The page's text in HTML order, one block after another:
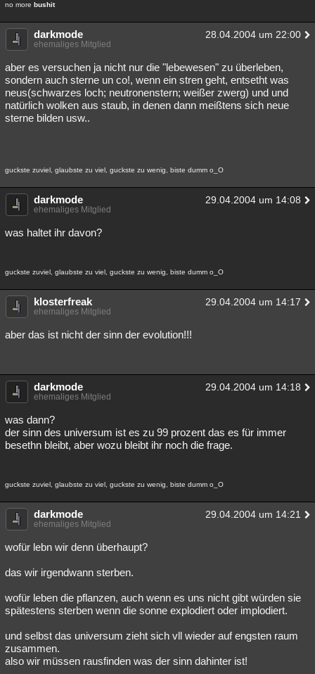
no more bushit
darkmode 28.04.2004 um 22:00
ehemaliges Mitglied
aber es versuchen ja nicht nur die "lebewesen" zu überleben,
sondern auch sterne un co!, wenn ein stren geht, entsetht was
neus(schwarzes loch; neutronenstern; weißer zwerg) und und
natürlich wolken aus staub, in denen dann meißtens sich neue
sterne bilden usw..
guckste zuviel, glaubste zu viel, guckste zu wenig, biste dumm o_O
darkmode 29.04.2004 um 14:08
ehemaliges Mitglied
was haltet ihr davon?
guckste zuviel, glaubste zu viel, guckste zu wenig, biste dumm o_O
klosterfreak 29.04.2004 um 14:17
ehemaliges Mitglied
aber das ist nicht der sinn der evolution!!!
darkmode 29.04.2004 um 14:18
ehemaliges Mitglied
was dann?
der sinn des universum ist es zu 99 prozent das es für immer
besethn bleibt, aber wozu bleibt ihr noch die frage.
guckste zuviel, glaubste zu viel, guckste zu wenig, biste dumm o_O
darkmode 29.04.2004 um 14:21
ehemaliges Mitglied
wofür lebn wir denn überhaupt?
das wir irgendwann sterben.
wofür leben die pflanzen, auch wenn es uns nicht gibt würden sie
spätestens sterben wenn die sonne explodiert oder implodiert.
und selbst das universum zieht sich vll wieder auf engsten raum
zusammen.
also wir müssen rausfinden was der sinn dahinter ist!